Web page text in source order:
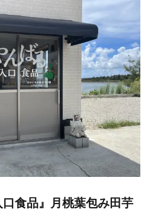
食品』月桃葉包み田芋